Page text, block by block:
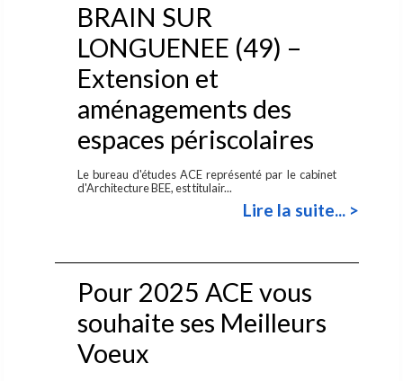
BRAIN SUR
LONGUENEE (49) –
Extension et
aménagements des
espaces périscolaires
Le bureau d'études ACE représenté par le cabinet
d'Architecture BEE, est titulair...
Lire la suite... >
Pour 2025 ACE vous
souhaite ses Meilleurs
Voeux